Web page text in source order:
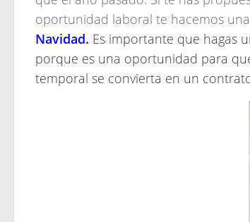
oportunidad laboral te hacemos
Navidad. Es importante que hagas
porque es una oportunidad para
temporal se convierta en un